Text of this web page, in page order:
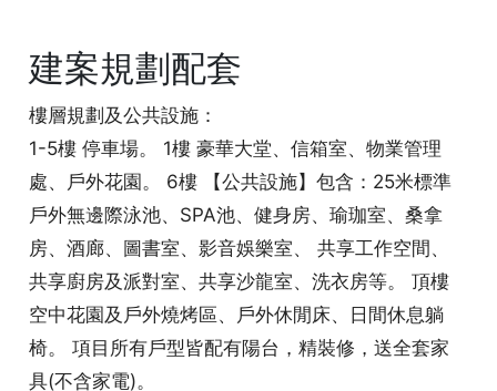
建案規劃配套
樓層規劃及公共設施：
1-5樓 停車場。 1樓 豪華大堂、信箱室、物業管理
處、戶外花園。 6樓 【公共設施】包含：25米標準
戶外無邊際泳池、SPA池、健身房、瑜珈室、桑拿
房、酒廊、圖書室、影音娛樂室、 共享工作空間、
共享廚房及派對室、共享沙龍室、洗衣房等。 頂樓
空中花園及戶外燒烤區、戶外休閒床、日間休息躺
椅。 項目所有戶型皆配有陽台，精裝修，送全套家
具(不含家電)。